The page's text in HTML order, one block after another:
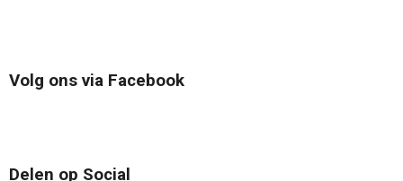
Volg ons via Facebook
Delen op Social